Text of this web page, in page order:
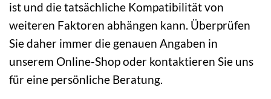
ist und die tatsächliche Kompatibilität von
weiteren Faktoren abhängen kann. Überprüfen
Sie daher immer die genauen Angaben in
unserem Online-Shop oder kontaktieren Sie uns
für eine persönliche Beratung.